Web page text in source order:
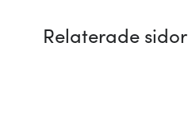
Relaterade sidor